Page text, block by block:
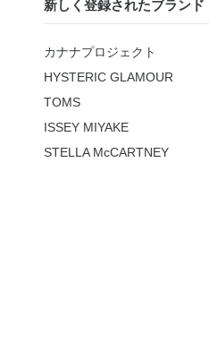
新しく登録されたブランド
カナナプロジェクト
HYSTERIC GLAMOUR
TOMS
ISSEY MIYAKE
STELLA McCARTNEY